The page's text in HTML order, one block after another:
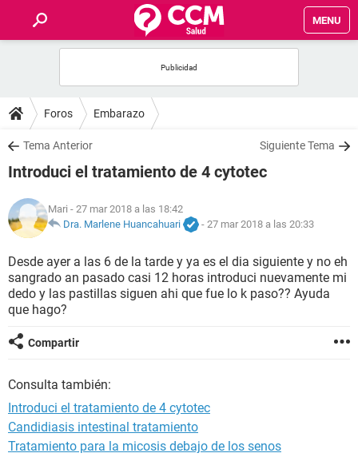
MENU
FOROS
SALUD
NUTRICIÓN
BIENESTAR
SEXUALIDAD
GLOSARIO
Foros Embarazo
Tema Anterior Siguiente Tema
Introduci el tratamiento de 4 cytotec
Mari - 27 mar 2018 a las 18:42
Dra. Marlene Huancahuari
- 27 mar 2018 a las 20:33
Desde ayer a las 6 de la tarde y ya es el dia siguiente y no eh
sangrado an pasado casi 12 horas introduci nuevamente mi
dedo y las pastillas siguen ahi que fue lo k paso?? Ayuda
que hago?
Compartir
Consulta también:
Introduci el tratamiento de 4 cytotec
Candidiasis intestinal tratamiento
Tratamiento para la micosis debajo de los senos